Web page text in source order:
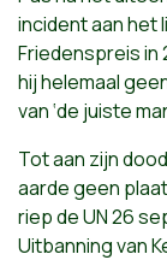
incident aan het
Friedenspreis in
hij helemaal
van ‘de juiste
Tot aan zijn
aarde geen
riep de UN 26
Uitbanning van